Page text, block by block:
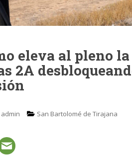
eleva al pleno
2A
admin San Bartolomé de Tirajana